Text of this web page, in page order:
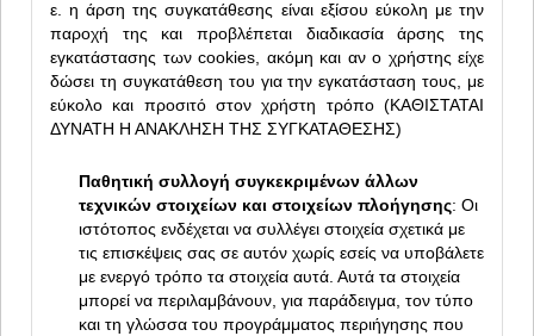
ε. η άρση της συγκατάθεσης είναι εξίσου εύκολη με την
παροχή της και προβλέπεται διαδικασία άρσης της
εγκατάστασης των cookies, ακόμη και αν ο χρήστης είχε
δώσει τη συγκατάθεση του για την εγκατάσταση τους, με
εύκολο και προσιτό στον χρήστη τρόπο (ΚΑΘΙΣΤΑΤΑΙ
ΔΥΝΑΤΗ Η ΑΝΑΚΛΗΣΗ ΤΗΣ ΣΥΓΚΑΤΑΘΕΣΗΣ)
Παθητική συλλογή συγκεκριμένων άλλων
τεχνικών στοιχείων και στοιχείων πλοήγησης: Οι
ιστότοπος ενδέχεται να συλλέγει στοιχεία σχετικά με
τις επισκέψεις σας σε αυτόν χωρίς εσείς να υποβάλετε
με ενεργό τρόπο τα στοιχεία αυτά. Αυτά τα στοιχεία
μπορεί να περιλαμβάνουν, για παράδειγμα, τον τύπο
και τη γλώσσα του προγράμματος περιήγησης που